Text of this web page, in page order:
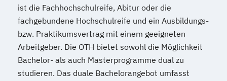
ist die Fachhochschulreife, Abitur oder die
fachgebundene Hochschulreife und ein Ausbildungs-
bzw. Praktikumsvertrag mit einem geeigneten
Arbeitgeber. Die OTH bietet sowohl die Möglichkeit
Bachelor- als auch Masterprogramme dual zu
studieren. Das duale Bachelorangebot umfasst